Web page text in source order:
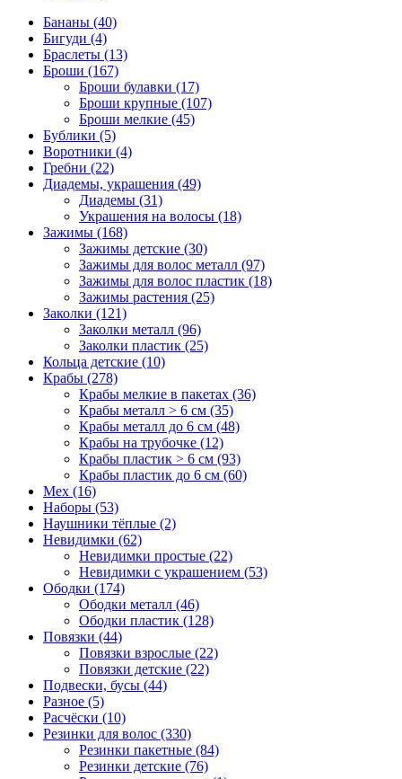
Бананы (40)
Бигуди (4)
Браслеты (13)
Броши (167)
Броши булавки (17)
Броши крупные (107)
Броши мелкие (45)
Бублики (5)
Воротники (4)
Гребни (22)
Диадемы, украшения (49)
Диадемы (31)
Украшения на волосы (18)
Зажимы (168)
Зажимы детские (30)
Зажимы для волос металл (97)
Зажимы для волос пластик (18)
Зажимы растения (25)
Заколки (121)
Заколки металл (96)
Заколки пластик (25)
Кольца детские (10)
Крабы (278)
Крабы мелкие в пакетах (36)
Крабы металл > 6 см (35)
Крабы металл до 6 см (48)
Крабы на трубочке (12)
Крабы пластик > 6 см (93)
Крабы пластик до 6 см (60)
Мех (16)
Наборы (53)
Наушники тёплые (2)
Невидимки (62)
Невидимки простые (22)
Невидимки с украшением (53)
Ободки (174)
Ободки металл (46)
Ободки пластик (128)
Повязки (44)
Повязки взрослые (22)
Повязки детские (22)
Подвески, бусы (44)
Разное (5)
Расчёски (10)
Резинки для волос (330)
Резинки пакетные (84)
Резинки детские (76)